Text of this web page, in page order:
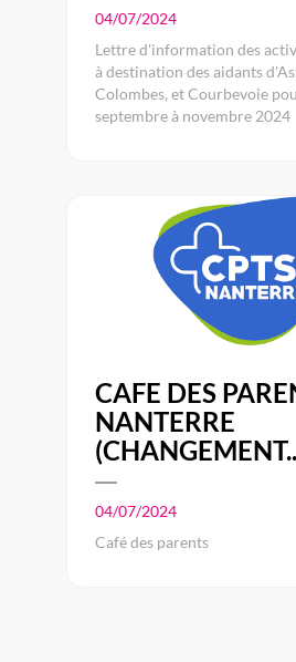
04/07/2024
Lettre d'information des
à destination des aidants
Colombes, et Courbevoie
septembre à novembre 2024
CAFE DES
NANTERRE
04/07/2024
Café des parents